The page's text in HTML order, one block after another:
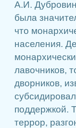
А.И.
была
что
населения.
лавочников,
дворников,
поддержкой.
террор,